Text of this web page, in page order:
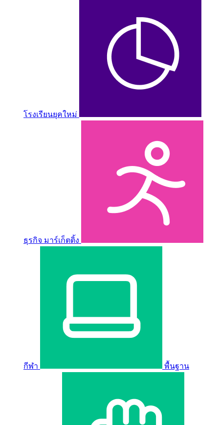
โรงเรียนยุคใหม่
ธุรกิจ มาร์เก็ตติ้ง
กีฬา พื้นฐาน